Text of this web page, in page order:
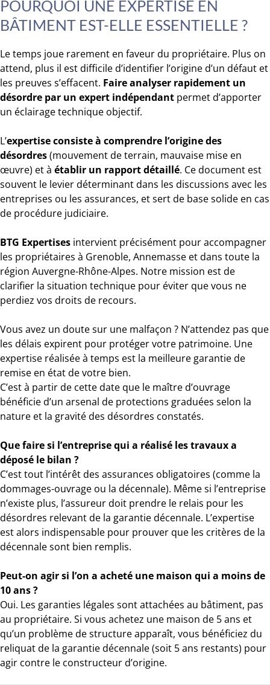
POURQUOI UNE EXPERTISE EN
BÂTIMENT EST-ELLE ESSENTIELLE ?
Le temps joue rarement en faveur du propriétaire. Plus on
attend, plus il est difficile d’identifier l’origine d’un défaut et
les preuves s’effacent. Faire analyser rapidement un
désordre par un expert indépendant permet d’apporter
un éclairage technique objectif.
L’expertise consiste à comprendre l’origine des
désordres(mouvement de terrain, mauvaise mise en
œuvre) et à établir un rapport détaillé. Ce document est
souvent le levier déterminant dans les discussions avec les
entreprises ou les assurances, et sert de base solide en cas
de procédure judiciaire.
BTG Expertises intervient précisément pour accompagner
les propriétaires à Grenoble, Annemasse et dans toute la
région Auvergne-Rhône-Alpes. Notre mission est de
clarifier la situation technique pour éviter que vous ne
perdiez vos droits de recours.
Vous avez un doute sur une malfaçon ? N’attendez pas que
les délais expirent pour protéger votre patrimoine. Une
expertise réalisée à temps est la meilleure garantie de
remise en état de votre bien.
C’est à partir de cette date que le maître d’ouvrage
bénéficie d’un arsenal de protections graduées selon la
nature et la gravité des désordres constatés.
Que faire si l’entreprise qui a réalisé les travaux a
déposé le bilan ?
C’est tout l’intérêt des assurances obligatoires (comme la
dommages-ouvrage ou la décennale). Même si l’entreprise
n’existe plus, l’assureur doit prendre le relais pour les
désordres relevant de la garantie décennale. L’expertise
est alors indispensable pour prouver que les critères de la
décennale sont bien remplis.
Peut-on agir si l’on a acheté une maison qui a moins de
10 ans ?
Oui. Les garanties légales sont attachées au bâtiment, pas
au propriétaire. Si vous achetez une maison de 5 ans et
qu’un problème de structure apparaît, vous bénéficiez du
reliquat de la garantie décennale (soit 5 ans restants) pour
agir contre le constructeur d’origine.